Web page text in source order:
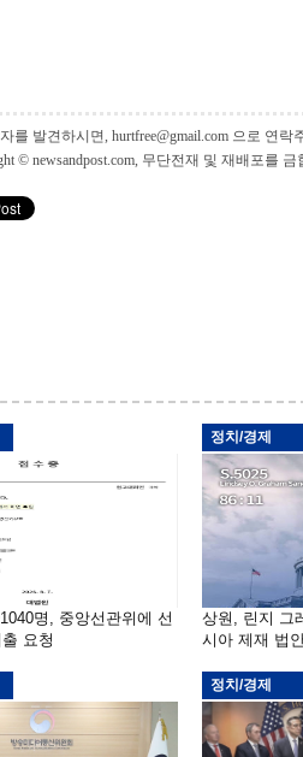
를 발견하시면, hurtfree@gmail.com 으로 연
© newsandpost.com, 무단전재 및 재배포를
명, 중앙선관위에 선
요청
정치/경제
상원, 린지 그
시아 제재 법
정치/경제